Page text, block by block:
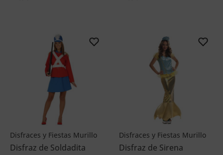
Disfraces y Fiestas Murillo
Disfraz de Soldadita
Disfraces y Fiestas Murillo
Disfraz de Sirena